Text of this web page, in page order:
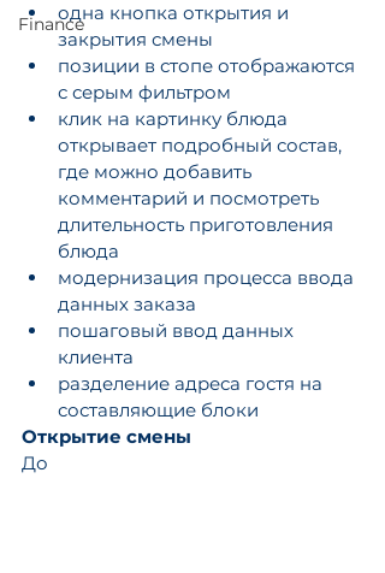
Financeодна кнопка открытия и
закрытия смены
позиции в стопе отображаются
с серым фильтром
клик на картинку блюда
открывает подробный состав,
где можно добавить
комментарий и посмотреть
длительность приготовления
блюда
модернизация процесса ввода
данных заказа
пошаговый ввод данных
клиента
разделение адреса гостя на
составляющие блоки
Открытие смены
До